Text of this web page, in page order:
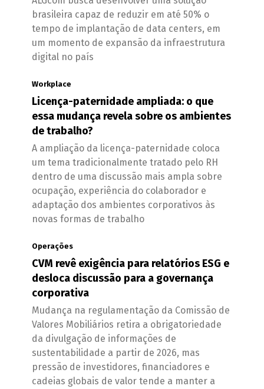
brasileira capaz de reduzir em até 50% o
tempo de implantação de data centers, em
um momento de expansão da infraestrutura
digital no país
Workplace
Licença-paternidade ampliada: o que
essa mudança revela sobre os ambientes
de trabalho?
A ampliação da licença-paternidade coloca
um tema tradicionalmente tratado pelo RH
dentro de uma discussão mais ampla sobre
ocupação, experiência do colaborador e
adaptação dos ambientes corporativos às
novas formas de trabalho
Operações
CVM revê exigência para relatórios ESG e
desloca discussão para a governança
corporativa
Mudança na regulamentação da Comissão de
Valores Mobiliários retira a obrigatoriedade
da divulgação de informações de
sustentabilidade a partir de 2026, mas
pressão de investidores, financiadores e
cadeias globais de valor tende a manter a